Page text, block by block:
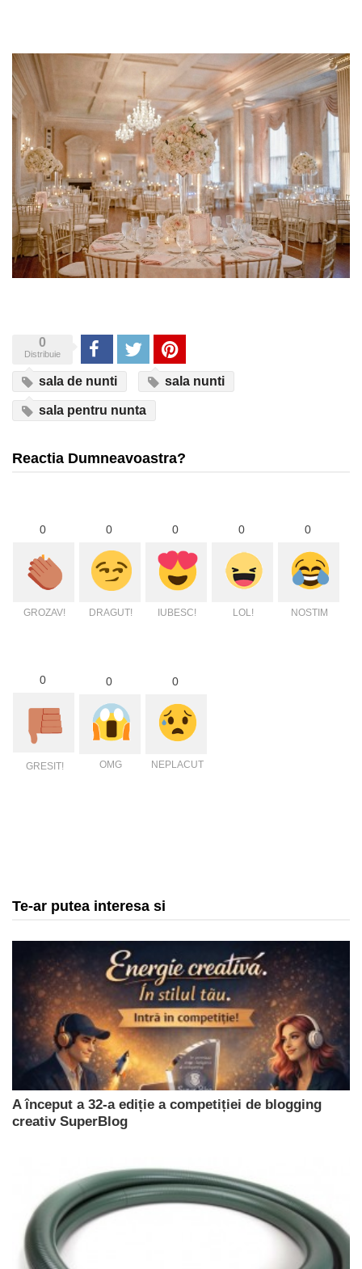
0
Distribuie Share Tweet Pinterest
sala de nunti sala nunti
sala pentru nunta
Reactia Dumneavoastra?
0
GROZAV!
0
DRAGUT!
0
IUBESC!
0
LOL!
0
NOSTIM
0
GRESIT!
0
OMG
0
NEPLACUT
Te-ar putea interesa si
A început a 32-a ediție a competiției de blogging
creativ SuperBlog